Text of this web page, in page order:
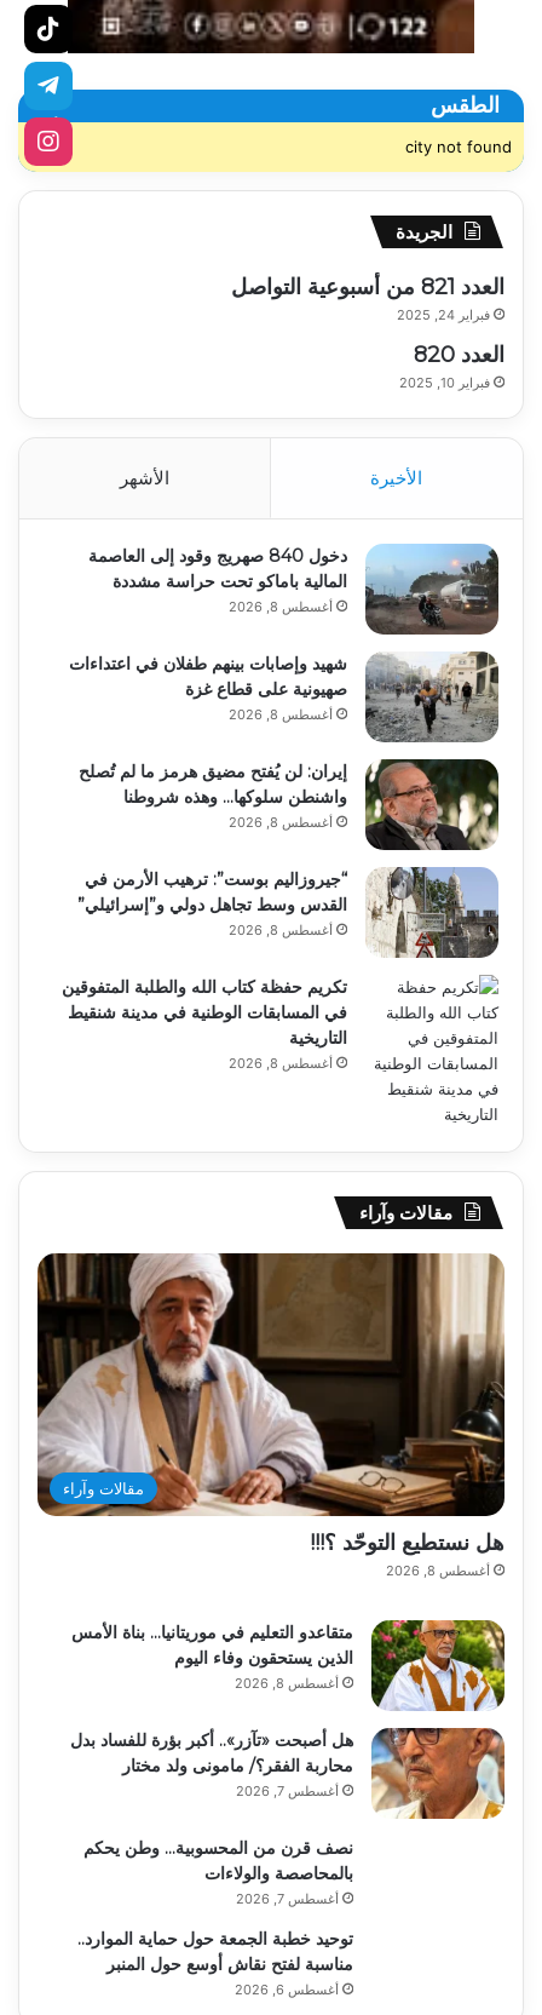
الطقس
city not found
الجريدة
العدد 821 من أسبوعية التواصل
فبراير 24, 2025
العدد 820
فبراير 10, 2025
الأخيرة الأشهر
دخول 840 صهريج وقود إلى العاصمة
المالية باماكو تحت حراسة مشددة
أغسطس 8, 2026
شهيد وإصابات بينهم طفلان في اعتداءات
صهيونية على قطاع غزة
أغسطس 8, 2026
إيران: لن يُفتح مضيق هرمز ما لم تُصلح
واشنطن سلوكها… وهذه شروطنا
أغسطس 8, 2026
“جيروزاليم بوست”: ترهيب الأرمن في
القدس وسط تجاهل دولي و”إسرائيلي”
أغسطس 8, 2026
تكريم حفظة كتاب الله والطلبة المتفوقين
في المسابقات الوطنية في مدينة شنقيط
التاريخية
أغسطس 8, 2026
مقالات وآراء
مقالات وآراء
هل نستطيع التوحّد ؟!!!
أغسطس 8, 2026
متقاعدو التعليم في موريتانيا… بناة الأمس
الذين يستحقون وفاء اليوم
أغسطس 8, 2026
هل أصبحت «تآزر».. أكبر بؤرة للفساد بدل
محاربة الفقر؟/ مامونى ولد مختار
أغسطس 7, 2026
نصف قرن من المحسوبية… وطن يحكم
بالمحاصصة والولاءات
أغسطس 7, 2026
توحيد خطبة الجمعة حول حماية الموارد..
مناسبة لفتح نقاش أوسع حول المنبر
أغسطس 6, 2026